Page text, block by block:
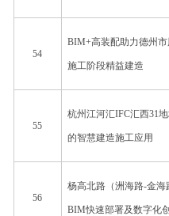
54
BIM+高装配助力德州
施工阶段精益建造
55
杭州江河汇IFC汇西31
的智慧建造施工应用
56
杨高北路（洲海路-金海
BIM快速部署及数字化